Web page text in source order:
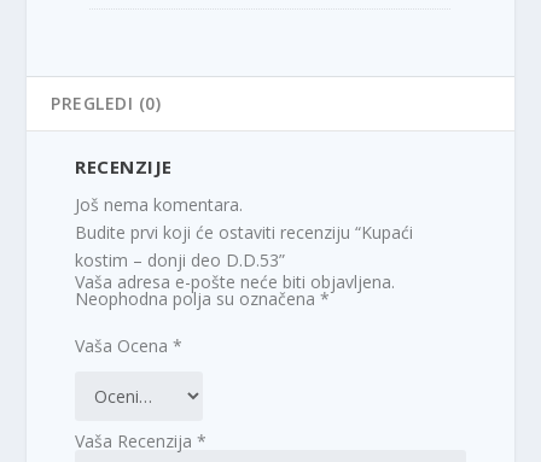
PREGLEDI (0)
RECENZIJE
Još nema komentara.
Budite prvi koji će ostaviti recenziju “Kupaći
kostim – donji deo D.D.53”
Vaša adresa e-pošte neće biti objavljena.
Neophodna polja su označena*
Vaša Ocena*
Vaša Recenzija*